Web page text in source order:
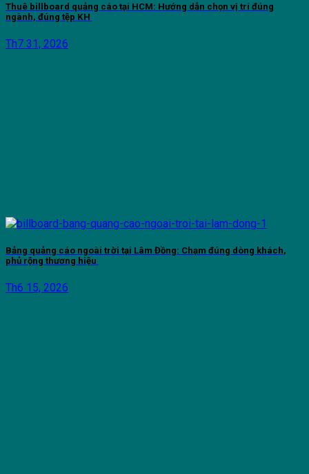
Thuê billboard quảng cáo tại HCM: Hướng dẫn chọn vị trí đúng
ngành, đúng tệp KH
Th7 31, 2026
Bảng quảng cáo ngoài trời tại Lâm Đồng: Chạm đúng dòng khách,
phủ rộng thương hiệu
Th6 15, 2026